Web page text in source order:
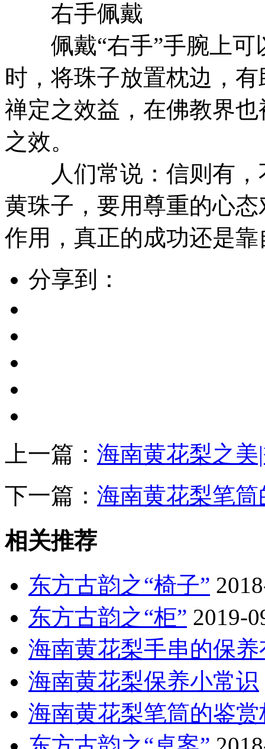
右手佩戴
佩戴“右手”手腕上可
时，将珠子放置枕边，
禅定之效益，在佛教界
之效。
人们常说：信则有，
黄珠子，要用尊重的心
作用，真正的成功还是靠
分享到：
上一篇： 海南黄花梨之
下一篇： 海南黄花梨笔
相关推荐
东方古韵之“椅子”
东方古韵之“柜” 2019-
海南黄花梨手串的保养
海南黄花梨保养小常识
海南黄花梨笔筒的鉴赏